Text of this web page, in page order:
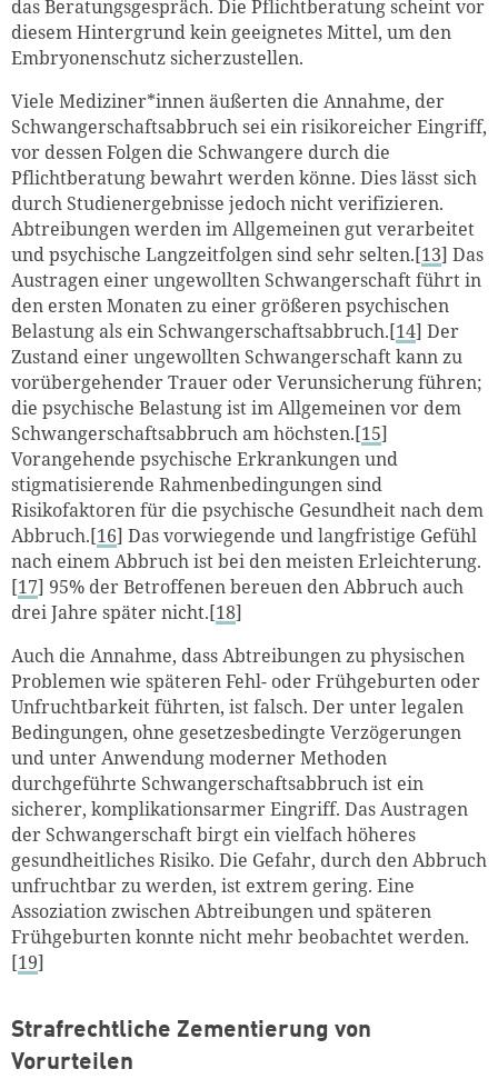
das Beratungsgespräch. Die Pflichtberatung scheint vor
diesem Hintergrund kein geeignetes Mittel, um den
Embryonenschutz sicherzustellen.
Viele Mediziner*innen äußerten die Annahme, der
Schwangerschaftsabbruch sei ein risikoreicher Eingriff,
vor dessen Folgen die Schwangere durch die
Pflichtberatung bewahrt werden könne. Dies lässt sich
durch Studienergebnisse jedoch nicht verifizieren.
Abtreibungen werden im Allgemeinen gut verarbeitet
und psychische Langzeitfolgen sind sehr selten.[13] Das
Austragen einer ungewollten Schwangerschaft führt in
den ersten Monaten zu einer größeren psychischen
Belastung als ein Schwangerschaftsabbruch.[14] Der
Zustand einer ungewollten Schwangerschaft kann zu
vorübergehender Trauer oder Verunsicherung führen;
die psychische Belastung ist im Allgemeinen vor dem
Schwangerschaftsabbruch am höchsten.[15]
Vorangehende psychische Erkrankungen und
stigmatisierende Rahmenbedingungen sind
Risikofaktoren für die psychische Gesundheit nach dem
Abbruch.[16] Das vorwiegende und langfristige Gefühl
nach einem Abbruch ist bei den meisten Erleichterung.
[17] 95% der Betroffenen bereuen den Abbruch auch
drei Jahre später nicht.[18]
Auch die Annahme, dass Abtreibungen zu physischen
Problemen wie späteren Fehl- oder Frühgeburten oder
Unfruchtbarkeit führten, ist falsch. Der unter legalen
Bedingungen, ohne gesetzesbedingte Verzögerungen
und unter Anwendung moderner Methoden
durchgeführte Schwangerschaftsabbruch ist ein
sicherer, komplikationsarmer Eingriff. Das Austragen
der Schwangerschaft birgt ein vielfach höheres
gesundheitliches Risiko. Die Gefahr, durch den Abbruch
unfruchtbar zu werden, ist extrem gering. Eine
Assoziation zwischen Abtreibungen und späteren
Frühgeburten konnte nicht mehr beobachtet werden.
[19]
Strafrechtliche Zementierung von
Vorurteilen